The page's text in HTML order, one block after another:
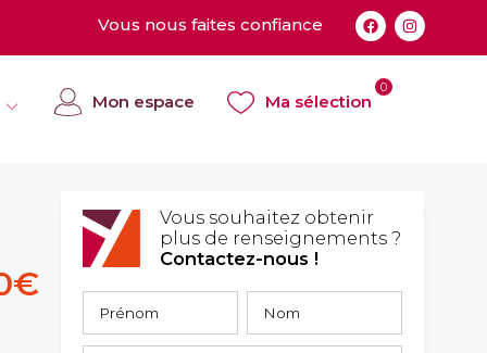
Vous nous faites confiance
Mon espace Ma sélection
0
Vous souhaitez obtenir
plus de renseignements ?
Contactez-nous !